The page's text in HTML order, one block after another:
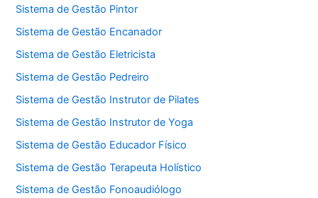
Sistema de Gestão Pintor
Sistema de Gestão Encanador
Sistema de Gestão Eletricista
Sistema de Gestão Pedreiro
Sistema de Gestão Instrutor de Pilates
Sistema de Gestão Instrutor de Yoga
Sistema de Gestão Educador Físico
Sistema de Gestão Terapeuta Holístico
Sistema de Gestão Fonoaudiólogo